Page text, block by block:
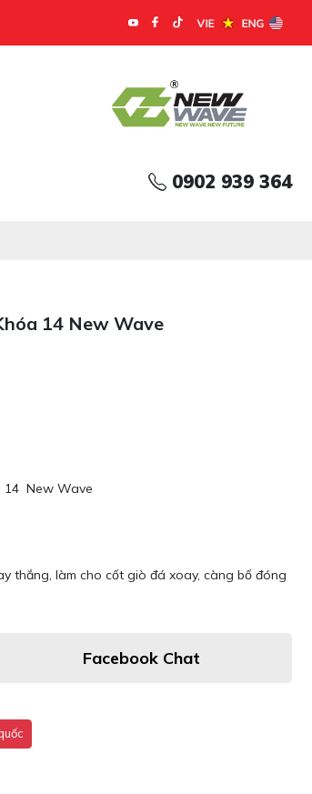
0902 939 364
14 New Wave
14 New Wave
thắng, làm cho cốt giò đá xoay, càng bố đóng
Facebook Chat